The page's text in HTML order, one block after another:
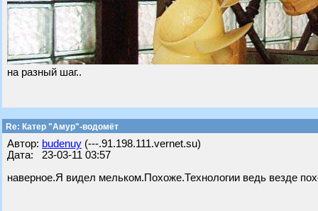
на разный шаг..
Re: Катер "Амур"-водомёт
Автор: budenuy (---.91.198.111.vernet.su)
Дата: 23-03-11 03:57
наверное.Я видел мельком.Похоже.Технологии ведь везде